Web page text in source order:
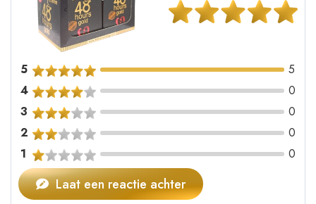
5
5
4
0
3
0
2
0
1
0
Laat een reactie achter